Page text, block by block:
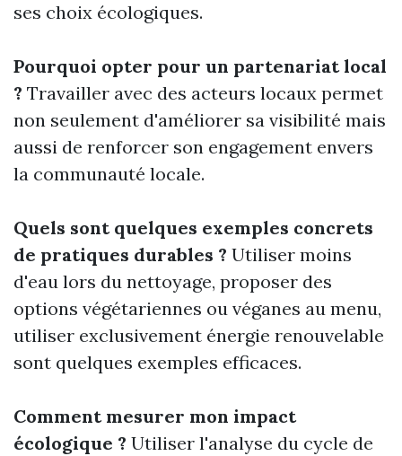
ses choix écologiques.
Pourquoi opter pour un partenariat local
? Travailler avec des acteurs locaux permet
non seulement d'améliorer sa visibilité mais
aussi de renforcer son engagement envers
la communauté locale.
Quels sont quelques exemples concrets
de pratiques durables ? Utiliser moins
d'eau lors du nettoyage, proposer des
options végétariennes ou véganes au menu,
utiliser exclusivement énergie renouvelable
sont quelques exemples efficaces.
Comment mesurer mon impact
écologique ? Utiliser l'analyse du cycle de